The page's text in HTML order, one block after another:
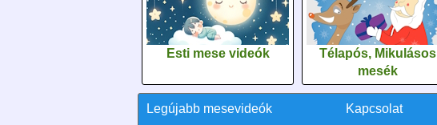
Esti mese videók
Télapós, Mikulásos
mesék
Legújabb mesevideók Kapcsolat